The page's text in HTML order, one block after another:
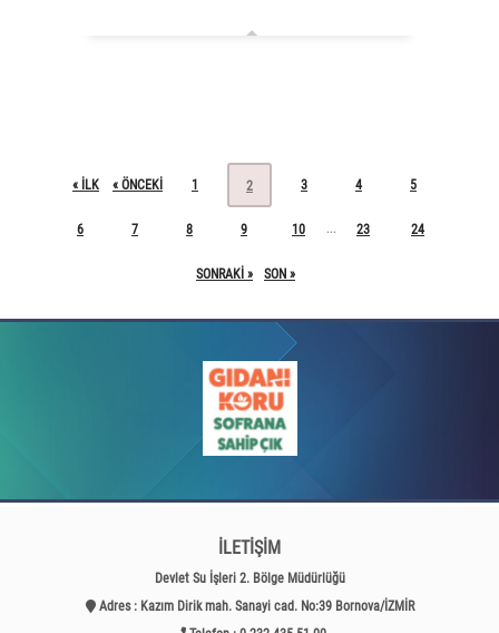
« ILK « ÖNCEKI 1 2 3 4 5
6 7 8 9 10 ... 23 24
SONRAKI » SON »
İLETİŞİM
Devlet Su İşleri 2. Bölge Müdürlüğü
Adres : Kazım Dirik mah. Sanayi cad. No:39 Bornova/İZMİR